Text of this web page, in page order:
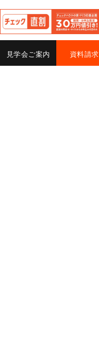
チェックハウスプラス
見学会ご案内 資料請求